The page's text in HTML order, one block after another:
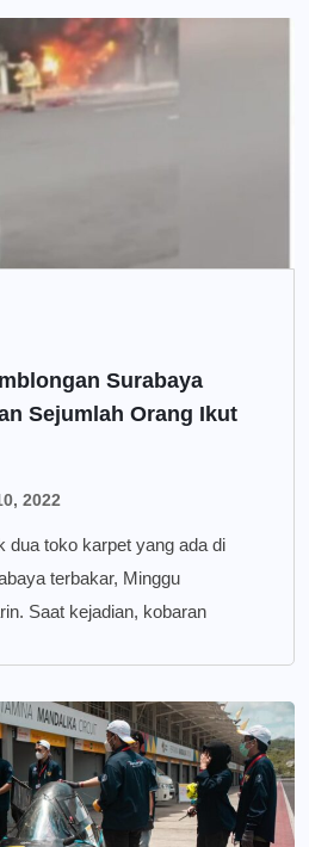
Surabaya
Sejumlah Orang Ikut
2022
dua toko karpet yang ada di
terbakar, Minggu
Saat kejadian, kobaran